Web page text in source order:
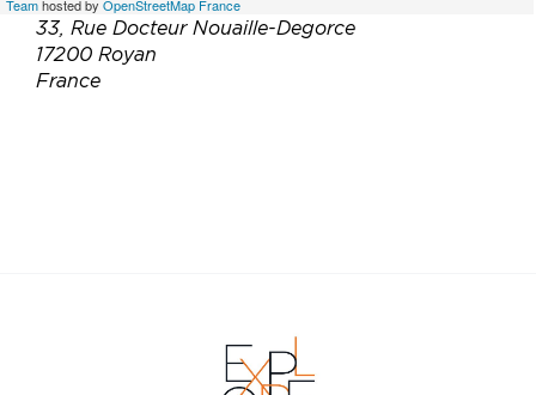
Teamhosted by OpenStreetMap France
33, Rue Docteur Nouaille-Degorce
17200 Royan
France